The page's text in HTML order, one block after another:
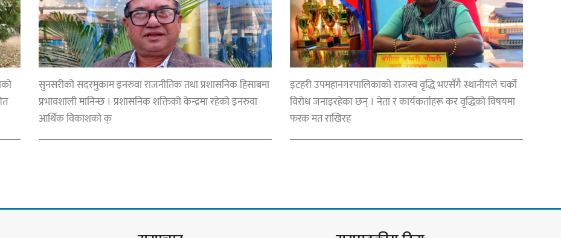
सुनसरीको सदरमुकाम इनरुवा राजनीतिक तथा प्रशासनिक हिसाबमा
प्रभावशाली मानिन्छ । प्रशासनिक शक्तिको केन्द्रमा रहेको इनरुवा
आर्थिक विकाशको क्
इटहरी उपमहानगरपालिकाको राजस्व वृद्धि भएसँगै स्थानीयले चर्को
विरोध जनाइरहेका छन् । नेता र कार्यकर्ताहरू कर वृद्धिको विषयमा
फरक मत राखिरह